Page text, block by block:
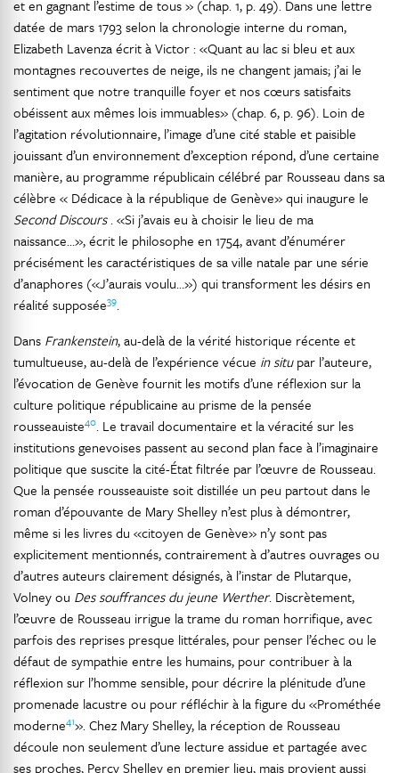
et en gagnant l’estime de tous » (chap. 1, p. 49). Dans une lettre
datée de mars 1793 selon la chronologie interne du roman,
Elizabeth Lavenza écrit à Victor : «Quant au lac si bleu et aux
montagnes recouvertes de neige, ils ne changent jamais; j’ai le
sentiment que notre tranquille foyer et nos cœurs satisfaits
obéissent aux mêmes lois immuables» (chap. 6, p. 96). Loin de
l’agitation révolutionnaire, l’image d’une cité stable et paisible
jouissant d’un environnement d’exception répond, d’une certaine
manière, au programme républicain célébré par Rousseau dans sa
célèbre « Dédicace à la république de Genève» qui inaugure le
Second Discours. «Si j’avais eu à choisir le lieu de ma
naissance…», écrit le philosophe en 1754, avant d’énumérer
précisément les caractéristiques de sa ville natale par une série
d’anaphores («J’aurais voulu…») qui transforment les désirs en
réalité supposée39.
Dans Frankenstein, au-delà de la vérité historique récente et
tumultueuse, au-delà de l’expérience vécue in situpar l’auteure,
l’évocation de Genève fournit les motifs d’une réflexion sur la
culture politique républicaine au prisme de la pensée
rousseauiste40. Le travail documentaire et la véracité sur les
institutions genevoises passent au second plan face à l’imaginaire
politique que suscite la cité-État filtrée par l’œuvre de Rousseau.
Que la pensée rousseauiste soit distillée un peu partout dans le
roman d’épouvante de Mary Shelley n’est plus à démontrer,
même si les livres du «citoyen de Genève» n’y sont pas
explicitement mentionnés, contrairement à d’autres ouvrages ou
d’autres auteurs clairement désignés, à l’instar de Plutarque,
Volney ou Des souffrances du jeune Werther. Discrètement,
l’œuvre de Rousseau irrigue la trame du roman horrifique, avec
parfois des reprises presque littérales, pour penser l’échec ou le
défaut de sympathie entre les humains, pour contribuer à la
réflexion sur l’homme sensible, pour décrire la plénitude d’une
promenade lacustre ou pour réfléchir à la figure du «Prométhée
moderne41». Chez Mary Shelley, la réception de Rousseau
découle non seulement d’une lecture assidue et partagée avec
ses proches, Percy Shelley en premier lieu, mais provient aussi